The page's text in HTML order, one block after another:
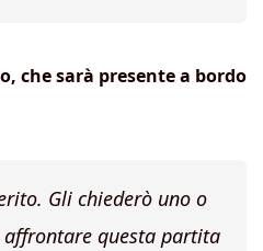
che sarà presente a bordo
Gli chiederò uno o
questa partita